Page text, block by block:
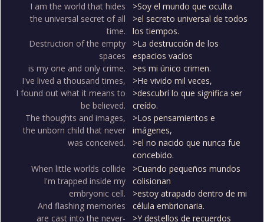
I am the world that hides
the universal secret of all
time.
Destruction of the empty
spaces
is my one and only crime.
I've lived a thousand times,
I found out what it means to
be believed.
The thoughts and images,
the unborn child that never
was conceived.
>Soy el mundo que oculta
>el secreto universal de todos
los tiempos.
>La destrucción de los
espacios vacíos
>es mi único crimen.
>He vivido mil veces,
>descubrí lo que significa ser
creído.
>Los pensamientos e
imágenes,
>el no nacido que nunca fue
concebido.
When little worlds collide
I'm trapped inside my
embryonic cell.
And flashing memories
are cast into the never-
>Cuando pequeños mundos
colisionan
>estoy atrapado dentro de mi
célula embrionaria.
>Y destellos de recuerdos